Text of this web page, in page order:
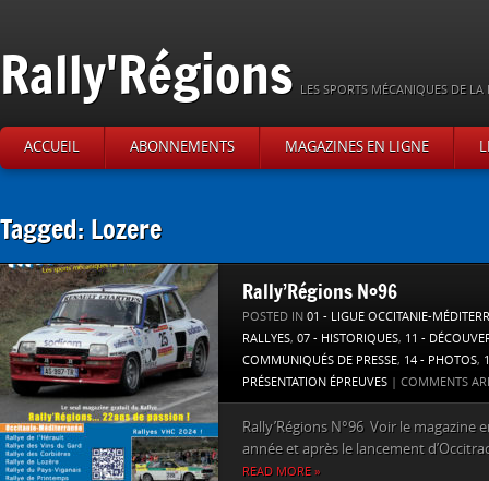
Rally'Régions LES SPORTS MÉCANIQUES DE
ACCUEIL ABONNEMENTS MAGAZINES EN LIGNE
Tagged: Lozere
Rally’Régions N°96
POSTED IN 01 - LIGUE OCCITANIE-
RALLYES, 07 - HISTORIQUES, 11 -
COMMUNIQUÉS DE PRESSE, 14 - PHOTOS,
PRÉSENTATION ÉPREUVES | COMMENTS
Rally’Régions N°96 Voir le magazine
année et après le lancement
READ MORE »